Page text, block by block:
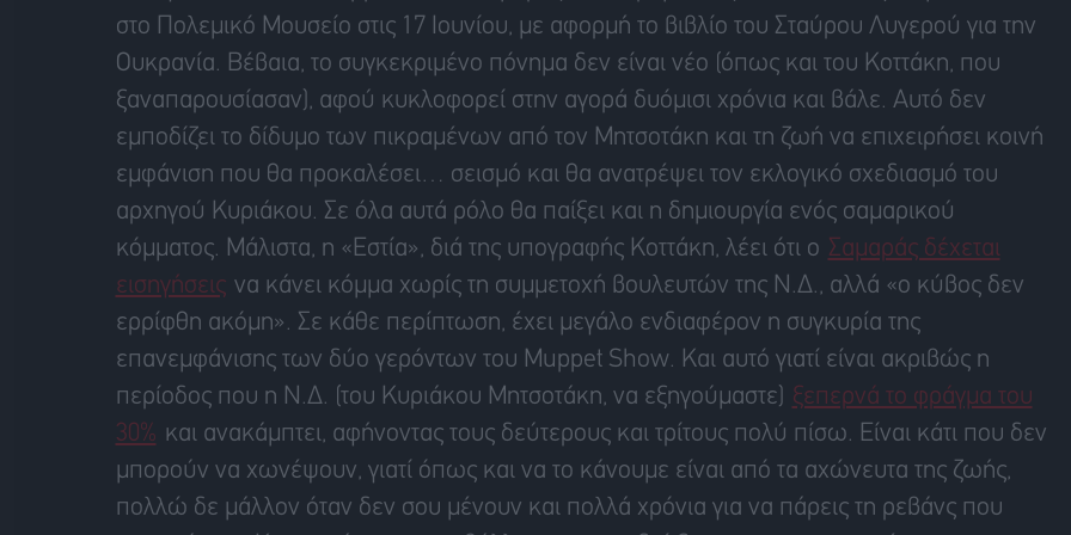
στο Πολεμικό Μουσείο στις 17 Ιουνίου, με αφορμή το βιβλίο του Σταύρου Λυγερού για την
Ουκρανία. Βέβαια, το συγκεκριμένο πόνημα δεν είναι νέο (όπως και του Κοττάκη, που
ξαναπαρουσίασαν), αφού κυκλοφορεί στην αγορά δυόμισι χρόνια και βάλε. Αυτό δεν
εμποδίζει το δίδυμο των πικραμένων από τον Μητσοτάκη και τη ζωή να επιχειρήσει κοινή
εμφάνιση που θα προκαλέσει… σεισμό και θα ανατρέψει τον εκλογικό σχεδιασμό του
αρχηγού Κυριάκου. Σε όλα αυτά ρόλο θα παίξει και η δημιουργία ενός σαμαρικού
κόμματος. Μάλιστα, η «Εστία», διά της υπογραφής Κοττάκη, λέει ότι ο Σαμαράς δέχεται
εισηγήσεις να κάνει κόμμα χωρίς τη συμμετοχή βουλευτών της Ν.Δ., αλλά «ο κύβος δεν
ερρίφθη ακόμη». Σε κάθε περίπτωση, έχει μεγάλο ενδιαφέρον η συγκυρία της
επανεμφάνισης των δύο γερόντων του Muppet Show. Και αυτό γιατί είναι ακριβώς η
περίοδος που η Ν.Δ. (του Κυριάκου Μητσοτάκη, να εξηγούμαστε)
ξεπερνά το φράγμα του
30% και ανακάμπτει, αφήνοντας τους δεύτερους και τρίτους πολύ πίσω. Είναι κάτι που δεν
μπορούν να χωνέψουν, γιατί όπως και να το κάνουμε είναι από τα αχώνευτα της ζωής,
πολλώ δε μάλλον όταν δεν σου μένουν και πολλά χρόνια για να πάρεις τη ρεβάνς που